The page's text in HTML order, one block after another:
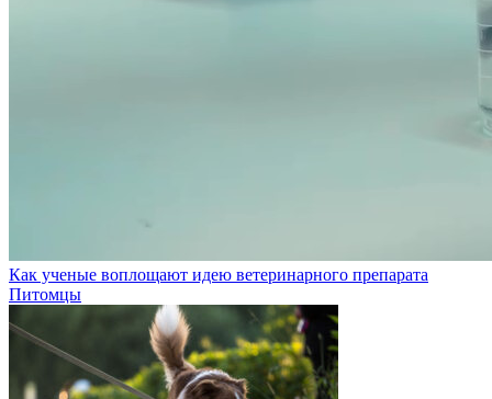
Как ученые воплощают идею ветеринарного препарата
Питомцы